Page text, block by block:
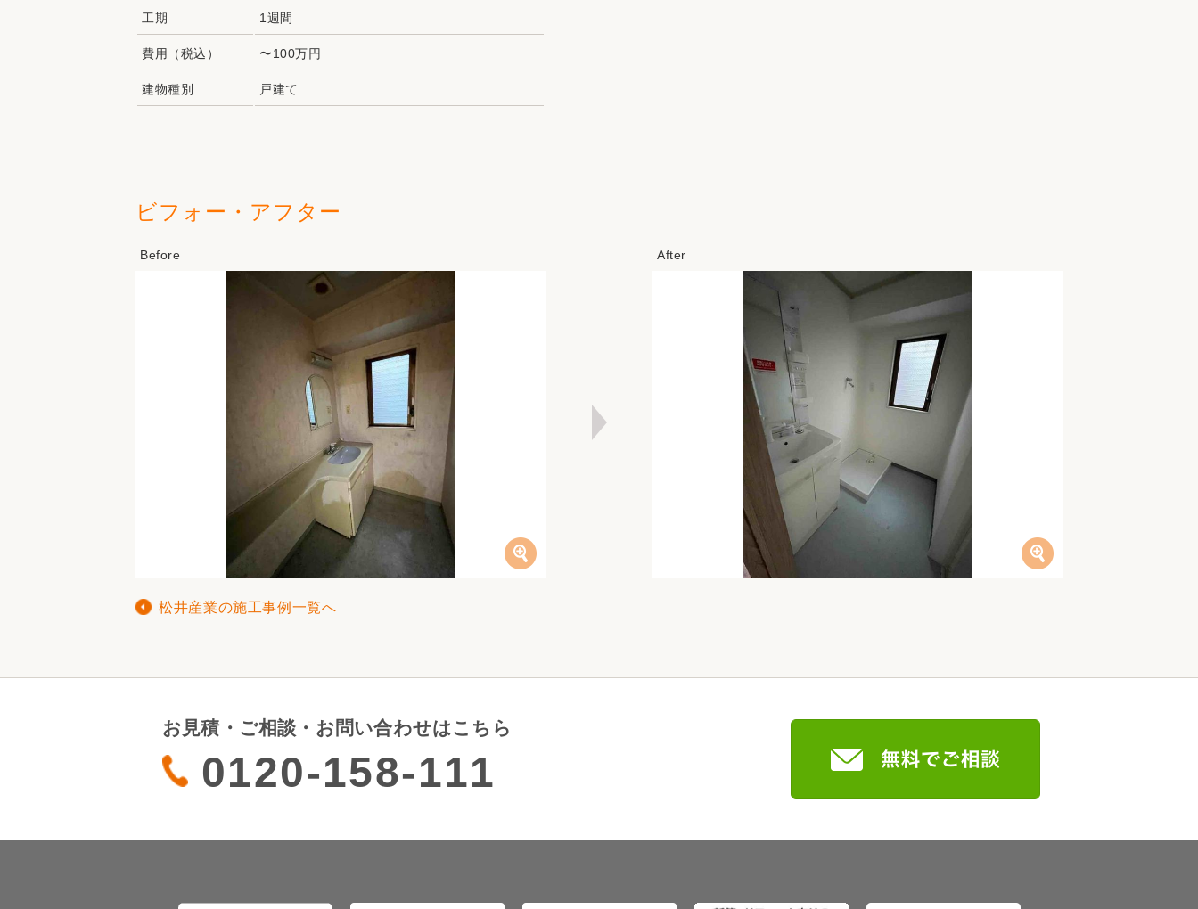
工期 1週間
費用（税込） 〜100万円
建物種別 戸建て
ビフォー・アフター
松井産業の施工事例一覧へ
お見積・ご相談・お問い合わせはこちら
0120-158-111